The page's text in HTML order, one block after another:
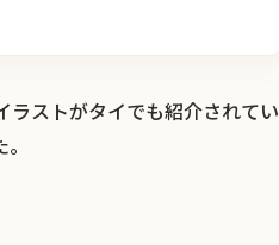
ストがタイでも紹介されてい